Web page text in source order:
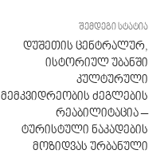
შემდეგი სტატია
დუშეთის ცენტრალურ,
ისტორიულ უბანში
კულტურული
მემკვიდრეობის ძეგლების
რეაბილიტაცია –
ტურისტული ნაკადების
მოზიდვას ურბანული